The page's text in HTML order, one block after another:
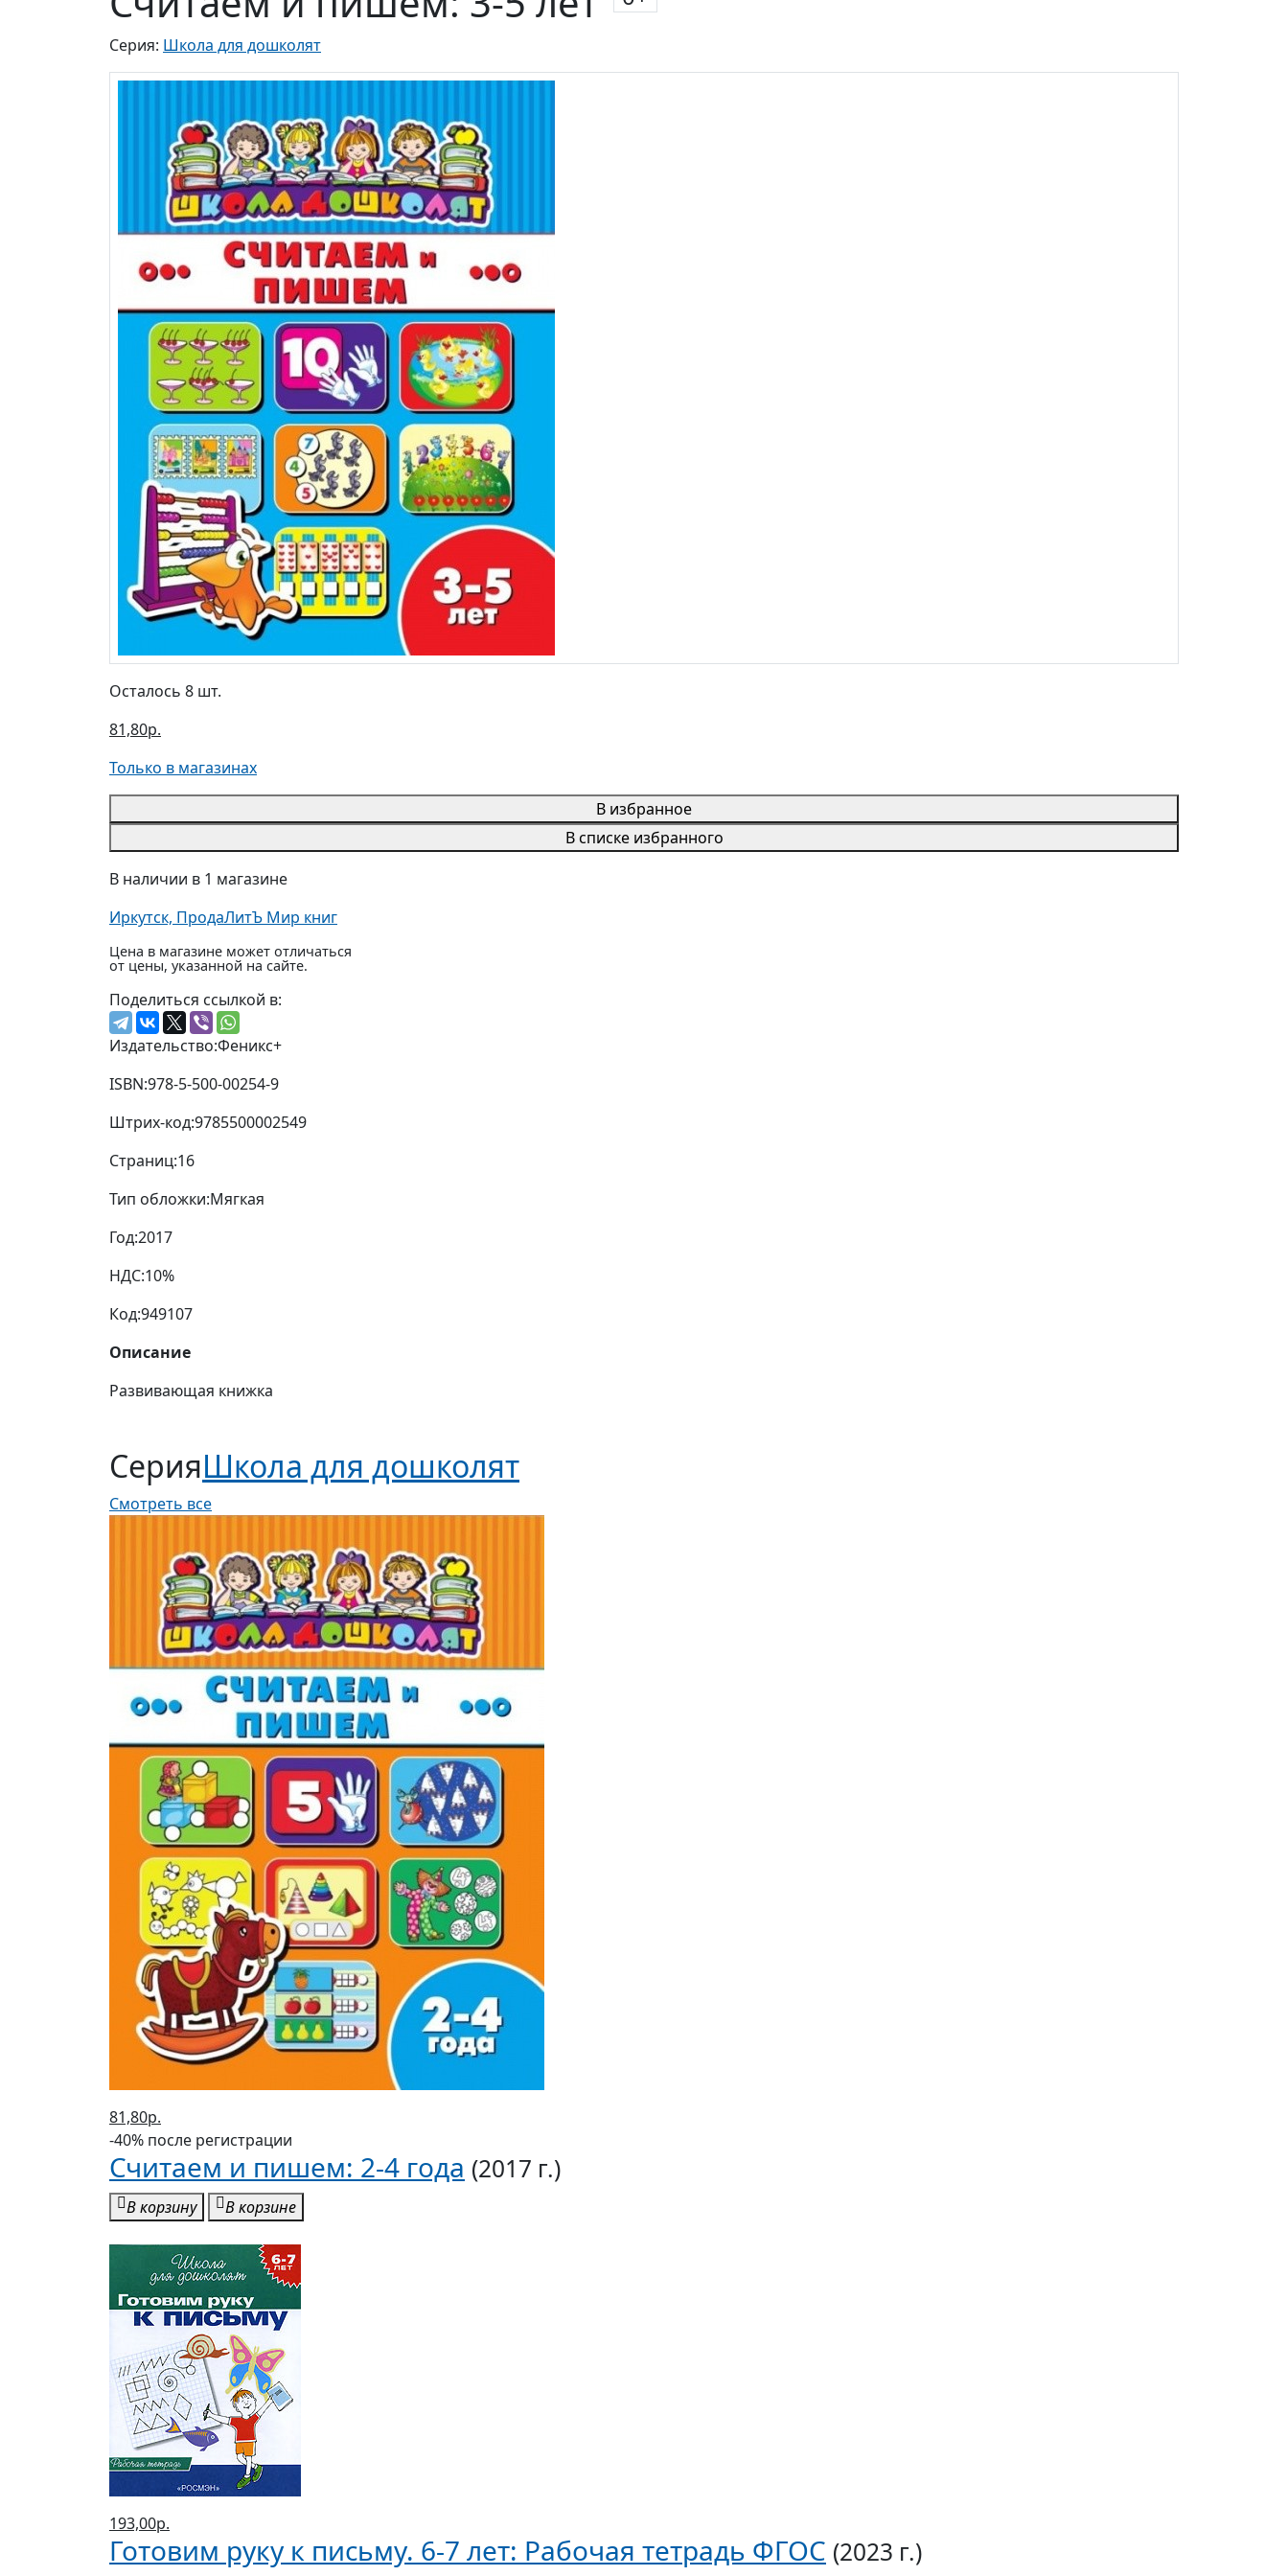
Серия: Школа для дошколят
Осталось 8 шт.
81,80р.
Только в магазинах
В избранное
В списке избранного
В наличии в 1 магазине
Иркутск, ПродаЛитЪ Мир книг
Цена в магазине может отличаться
от цены, указанной на сайте.
Поделиться ссылкой в:
Издательство:Феникс+
ISBN:978-5-500-00254-9
Штрих-код:9785500002549
Страниц:16
Тип обложки:Мягкая
Год:2017
НДС:10%
Код:949107
Описание
Развивающая книжка
СерияШкола для дошколят
Смотреть все
81,80р.
-40% после регистрации
Считаем и пишем: 2-4 года (2017 г.)
В корзину В корзине
193,00р.
Готовим руку к письму. 6-7 лет: Рабочая тетрадь ФГОС (2023 г.)